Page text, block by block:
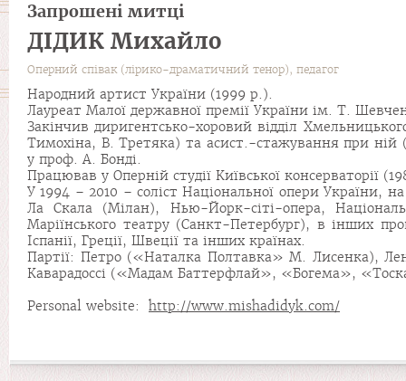
Запрошені митці
ДІДИК Михайло
Оперний співак (лірико-драматичний тенор), педагог
Народний артист України (1999 р.).
Лауреат Малої державної премії України ім. Т.
Закінчив диригентсько-хоровий відділ
Тимохіна, В. Третяка) та асист.-стажування при ній
у проф. А. Бонді.
Працював у Оперній студії Київської консерваторії
У 1994 – 2010 – соліст Національної опери України,
Ла Скала (Мілан), Нью-Йорк-сіті-опера,
Маріїнського театру (Санкт-Петербург), в інших
Iспанії, Греції, Швеції та інших країнах.
Партії: Петро («Наталка Полтавка» М. Лисенка),
Каварадоссі («Мадам Баттерфлай», «Богема»,
Personal website: http://www.mishadidyk.com/